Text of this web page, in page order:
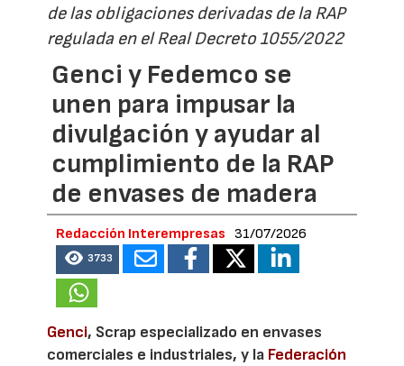
de las obligaciones derivadas de la RAP
regulada en el Real Decreto 1055/2022
Genci y Fedemco se
unen para impusar la
divulgación y ayudar al
cumplimiento de la RAP
de envases de madera
Redacción Interempresas 31/07/2026
3733
Genci, Scrap especializado en envases
comerciales e industriales, y la Federación